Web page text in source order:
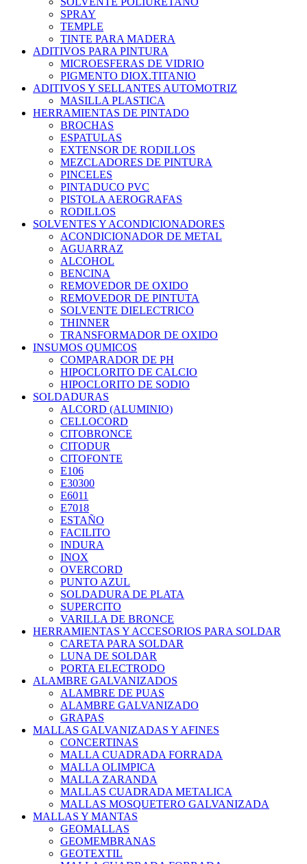
SPRAY
TEMPLE
TINTE PARA MADERA
ADITIVOS PARA PINTURA
MICROESFERAS DE VIDRIO
PIGMENTO DIOX.TITANIO
ADITIVOS Y SELLANTES AUTOMOTRIZ
MASILLA PLASTICA
HERRAMIENTAS DE PINTADO
BROCHAS
ESPATULAS
EXTENSOR DE RODILLOS
MEZCLADORES DE PINTURA
PINCELES
PINTADUCO PVC
PISTOLA AEROGRAFAS
RODILLOS
SOLVENTES Y ACONDICIONADORES
ACONDICIONADOR DE METAL
AGUARRAZ
ALCOHOL
BENCINA
REMOVEDOR DE OXIDO
REMOVEDOR DE PINTUTA
SOLVENTE DIELECTRICO
THINNER
TRANSFORMADOR DE OXIDO
INSUMOS QUMICOS
COMPARADOR DE PH
HIPOCLORITO DE CALCIO
HIPOCLORITO DE SODIO
SOLDADURAS
ALCORD (ALUMINIO)
CELLOCORD
CITOBRONCE
CITODUR
CITOFONTE
E106
E30300
E6011
E7018
ESTAÑO
FACILITO
INDURA
INOX
OVERCORD
PUNTO AZUL
SOLDADURA DE PLATA
SUPERCITO
VARILLA DE BRONCE
HERRAMIENTAS Y ACCESORIOS PARA SOLDAR
CARETA PARA SOLDAR
LUNA DE SOLDAR
PORTA ELECTRODO
ALAMBRE GALVANIZADOS
ALAMBRE DE PUAS
ALAMBRE GALVANIZADO
GRAPAS
MALLAS GALVANIZADAS Y AFINES
CONCERTINAS
MALLA CUADRADA FORRADA
MALLA OLIMPICA
MALLA ZARANDA
MALLAS CUADRADA METALICA
MALLAS MOSQUETERO GALVANIZADA
MALLAS Y MANTAS
GEOMALLAS
GEOMEMBRANAS
GEOTEXTIL